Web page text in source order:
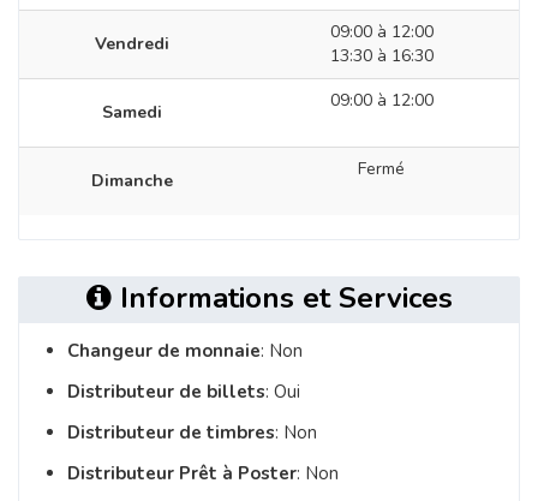
Vendredi
09:00 à 12:00
13:30 à 16:30
Samedi
09:00 à 12:00
Dimanche
Fermé
Informations et Services
Changeur de monnaie: Non
Distributeur de billets: Oui
Distributeur de timbres: Non
Distributeur Prêt à Poster: Non